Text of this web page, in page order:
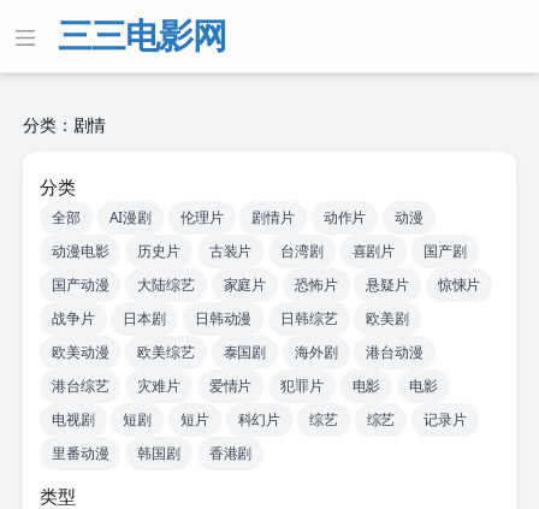
三三电影网
分类：剧情
分类
全部 AI漫剧 伦理片 剧情片 动作片
动漫
动漫电影
历史片 古装片 台湾剧 喜剧片
国产剧
国产动漫
大陆综艺 家庭片 恐怖片 悬疑片
惊悚片
战争片
日本剧 日韩动漫 日韩综艺
欧美剧
欧美动漫
欧美综艺 泰国剧 海外剧
港台动漫
港台综艺
灾难片 爱情片 犯罪片 电影
电影
电视剧
短剧 短片 科幻片 综艺 综艺
记录片
里番动漫
韩国剧 香港剧
类型